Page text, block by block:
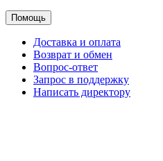
Помощь
Доставка и оплата
Возврат и обмен
Вопрос-ответ
Запрос в поддержку
Написать директору